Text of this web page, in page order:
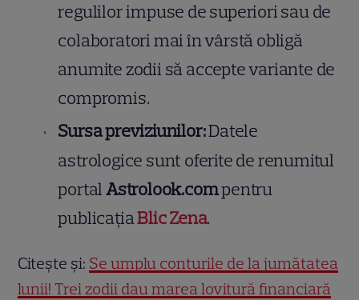
regulilor impuse de superiori sau de
colaboratori mai în vârstă obligă
anumite zodii să accepte variante de
compromis.
Sursa previziunilor:Datele
astrologice sunt oferite de renumitul
portalAstrolook.compentru
publicațiaBlic Žena.
Citește și: Se umplu conturile de la jumătatea
lunii! Trei zodii dau marea lovitură financiară